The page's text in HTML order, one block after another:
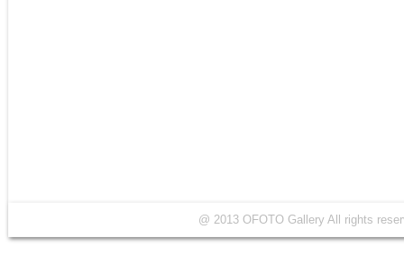
@ 2013 OFOTO Gallery All rights